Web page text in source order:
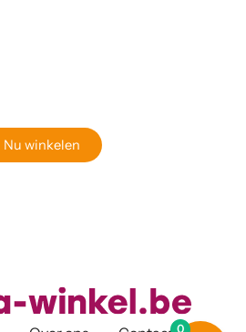
Nu winkelen
0